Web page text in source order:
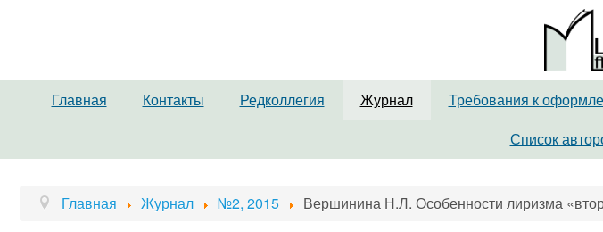
Главная Контакты Редколлегия Журнал Требования к
Список
Главная Журнал №2, 2015 Вершинина Н.Л. Особенности лиризма